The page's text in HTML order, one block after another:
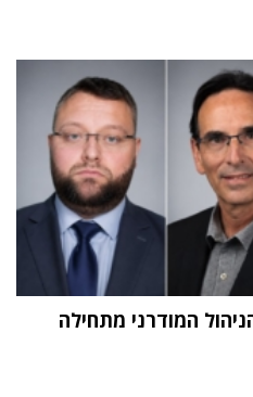
המודרני מתחילה